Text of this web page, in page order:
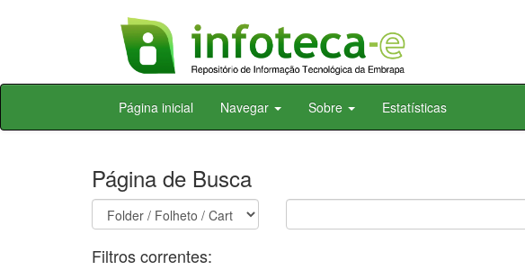
Skip
Página inicial Navegar Sobre Estatísticas
Página de Busca
Filtros correntes: